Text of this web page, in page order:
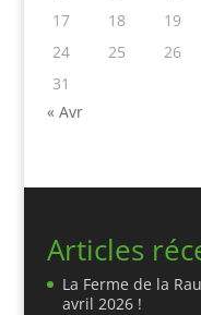
17
18 19
24
25 26
31
« Avr
Articles
La Ferme de la
avril 2026 !